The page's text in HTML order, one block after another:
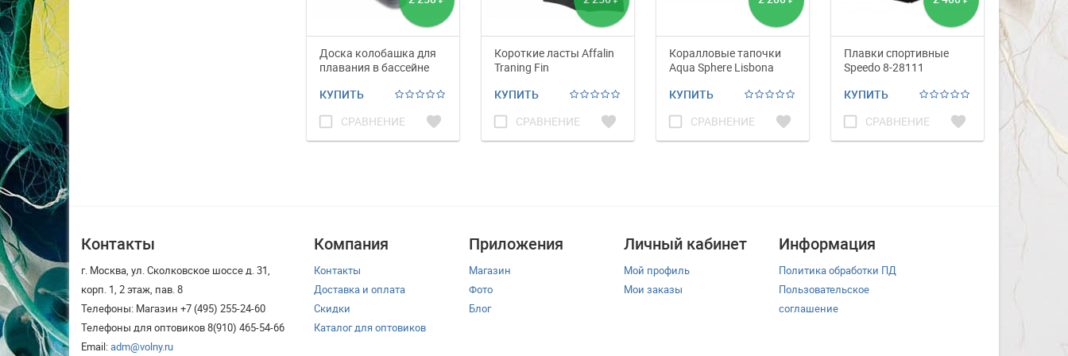
Доска колобашка для
плавания в бассейне
КУПИТЬ
check_box_outline_blank СРАВНЕНИЕ favorite
Короткие ласты Affalin
Traning Fin
КУПИТЬ
check_box_outline_blank СРАВНЕНИЕ favorite
Коралловые тапочки
Aqua Sphere Lisbona
КУПИТЬ
check_box_outline_blank СРАВНЕНИЕ favorite
Плавки спортивные
Speedo 8-28111
КУПИТЬ
check_box_outline_blank СРАВНЕНИЕ favorite
Плавки
КУПИТЬ
Контакты
г. Москва, ул. Сколковское шоссе д. 31,
корп. 1, 2 этаж, пав. 8
Телефоны: Магазин +7 (495) 255-24-60
Телефоны для оптовиков 8(910) 465-54-66
Email:adm@volny.ru
Компания
Контакты
Доставка и оплата
Скидки
Каталог для оптовиков
Приложения
Магазин
Фото
Блог
Личный кабинет
Мой профиль
Мои заказы
Информация
Политика обработки ПД
Пользовательское
соглашение